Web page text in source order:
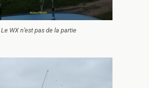
Le WX n’est pas de la partie